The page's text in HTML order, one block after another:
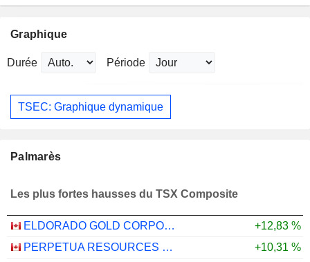
Graphique
Durée Période
TSEC: Graphique dynamique
Palmarès
Les plus fortes hausses du TSX Composite
ELDORADO GOLD CORPORATION
+12,83 %
PERPETUA RESOURCES CORP.
+10,31 %